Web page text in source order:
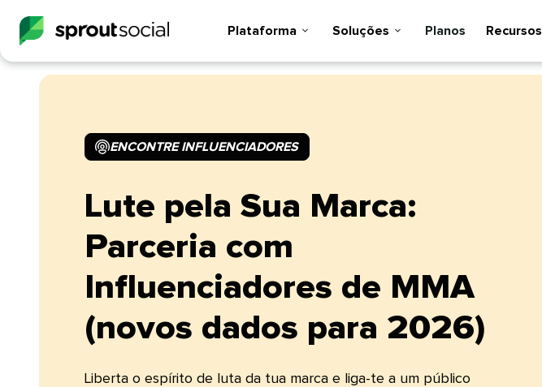
Plataforma​​ Soluções​​ Planos​​ Recursos​​
ENCONTRE INFLUENCIADORES​​
Lute pela Sua Marca:
Parceria com
Influenciadores de MMA
(novos dados para 2026)​​
Liberta o espírito de luta da tua marca e liga-te a um público